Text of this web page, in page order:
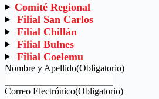
Comité Regional
Filial San Carlos
Filial Chillán
Filial Bulnes
Filial Coelemu
Nombre y Apellido(Obligatorio)
Correo Electrónico(Obligatorio)